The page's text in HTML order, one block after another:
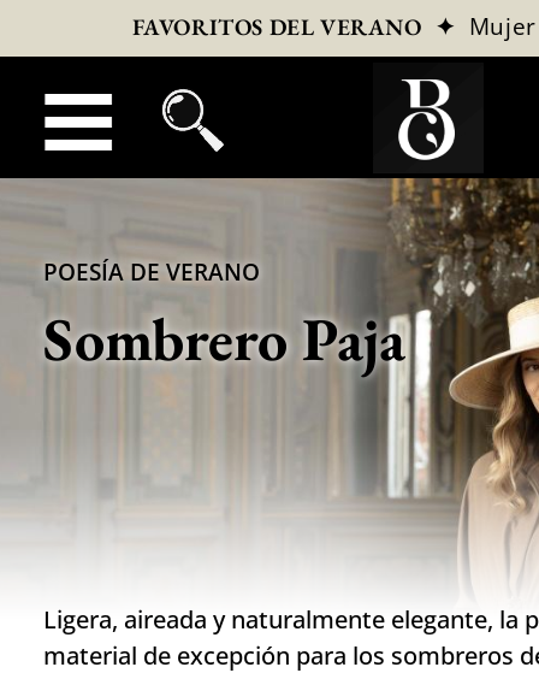
FAVORITOS DEL VERANO ✦ Mujer
POESÍA DE VERANO
Sombrero Paja
Ligera, aireada y naturalmente elegante, la
material de excepción para los sombreros